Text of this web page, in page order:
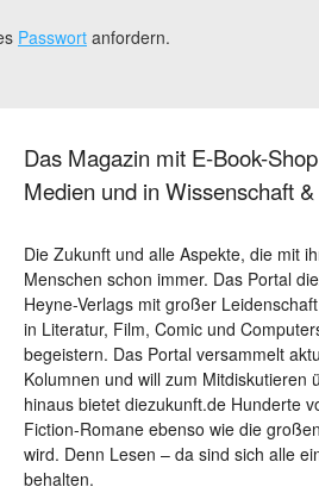
Passwort anfordern.
Das Magazin mit E-Book-
Medien und in Wissenschaft &
Die Zukunft und alle Aspekte, die mit
Menschen schon immer. Das Portal
Heyne-Verlags mit großer
in Literatur, Film, Comic und
begeistern. Das Portal versammelt
Kolumnen und will zum
hinaus bietet diezukunft.de Hunderte
Fiction-Romane ebenso wie die
wird. Denn Lesen – da sind sich alle
behalten.